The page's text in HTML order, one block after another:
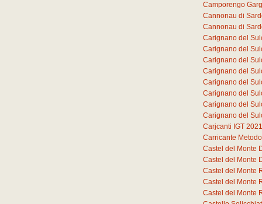
Camporengo
Cannonau di
Cannonau di
Carignano del
Carignano del
Carignano del
Carignano del
Carignano del
Carignano del
Carignano del
Carignano del
Carjcanti IGT 2021
Carricante
Castel del Monte
Castel del Monte
Castel del Monte
Castel del Monte
Castel del Monte